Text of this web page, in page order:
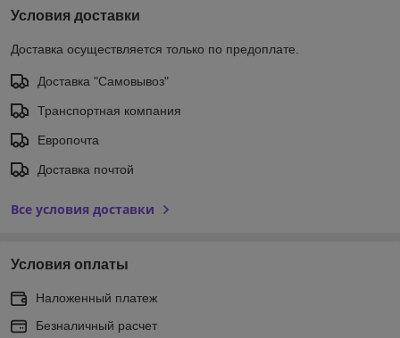
Условия доставки
Доставка осуществляется только по предоплате.
Доставка "Самовывоз"
Транспортная компания
Европочта
Доставка почтой
Все условия доставки
Условия оплаты
Наложенный платеж
Безналичный расчет